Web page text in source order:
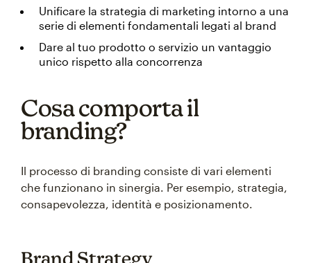
Unificare la strategia di marketing intorno a una
serie di elementi fondamentali legati al brand
Dare al tuo prodotto o servizio un vantaggio
unico rispetto alla concorrenza
Cosa comporta il
branding?
Il processo di branding consiste di vari elementi
che funzionano in sinergia. Per esempio, strategia,
consapevolezza, identità e posizionamento.
Brand Strategy